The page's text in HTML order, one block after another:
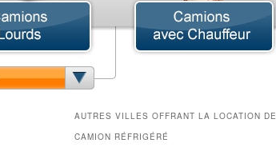
Camion de Déménagement
Camion Plateforme
AUTRES VILLES OFFRANT LA LOCATION DE
CAMION RÉFRIGÉRÉ